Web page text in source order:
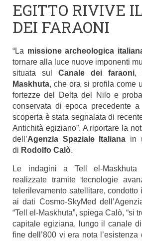
EGITTO RIVIVE
DEI FARAONI
“La missione archeologica
tornare alla luce nuove imponenti
situata sul Canale dei faraoni,
Maskhuta, che ora si profila come
fortezze del Delta del Nilo e
conservata di epoca precedente
scoperta è stata segnalata di
Antichità egiziano”. A riportare la
dell’Agenzia Spaziale Italiana in
di Rodolfo Calò.
Le indagini a Tell el-
realizzate tramite tecnologie
telerilevamento satellitare, condotto
ai dati Cosmo-SkyMed
“Tell el-Maskhuta”, spiega Calò, “si
capitale egiziana, lungo il canale
fine dell’800 vi era nota